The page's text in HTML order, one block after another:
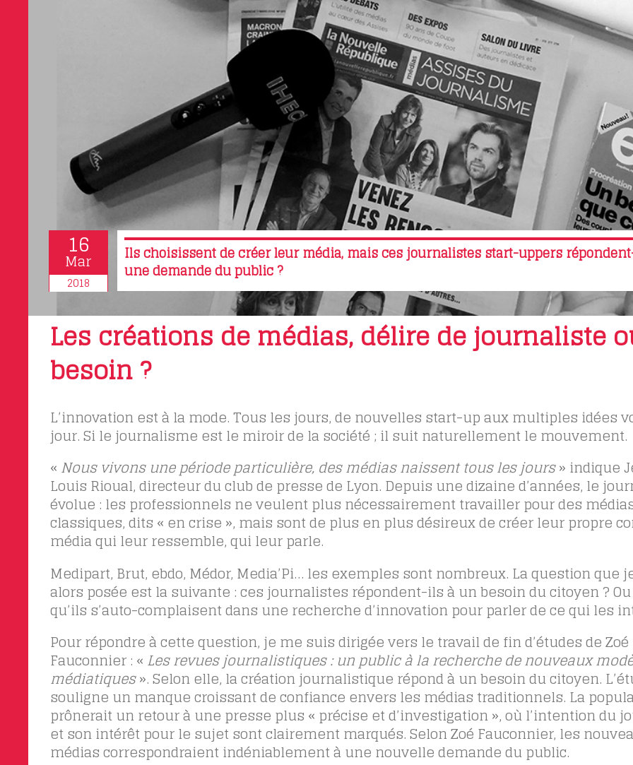
16
Mar
2018
Ils choisissent de créer leur média, mais ces journalistes start-uppers
une demande du public ?
Les créations de médias, délire de journaliste
besoin ?
L’innovation est à la mode. Tous les jours, de nouvelles start-up aux multiples idées
jour. Si le journalisme est le miroir de la société ; il suit naturellement le mouvement.
« Nous vivons une période particulière, des médias naissent tous les jours» indique
Louis Rioual, directeur du club de presse de Lyon. Depuis une dizaine d’années, le
évolue : les professionnels ne veulent plus nécessairement travailler pour des
classiques, dits « en crise », mais sont de plus en plus désireux de créer leur propre
média qui leur ressemble, qui leur parle.
Medipart, Brut, ebdo, Médor, Media’Pi… les exemples sont nombreux. La question que
alors posée est la suivante : ces journalistes répondent-ils à un besoin du citoyen ?
qu’ils s’auto-complaisent dans une recherche d’innovation pour parler de ce qui les
Pour répondre à cette question, je me suis dirigée vers le travail de fin d’études de Zoé
Fauconnier : « Les revues journalistiques : un public à la recherche de nouveaux
médiatiques». Selon elle, la création journalistique répond à un besoin du citoyen.
souligne un manque croissant de confiance envers les médias traditionnels. La
prônerait un retour à une presse plus « précise et d’investigation », où l’intention du
et son intérêt pour le sujet sont clairement marqués. Selon Zoé Fauconnier, les
médias correspondraient indéniablement à une nouvelle demande du public.